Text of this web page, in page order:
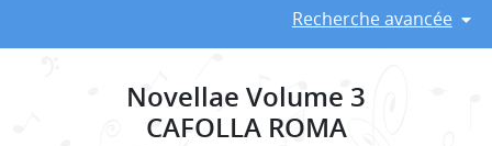
Recherche avancée
Novellae Volume 3
CAFOLLA ROMA